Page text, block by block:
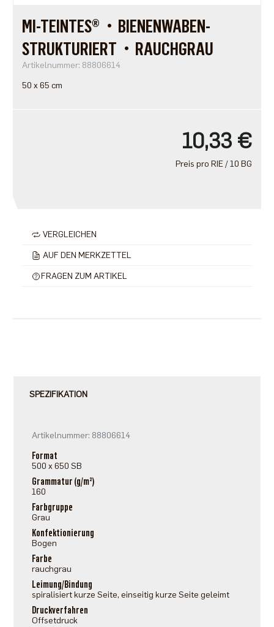
MI-TEINTES®・BIENENWABEN-
STRUKTURIERT・RAUCHGRAU
Artikelnummer: 88806614
50 x 65 cm
10,33 €
Preis pro RIE / 10 BG
VERGLEICHEN
AUF DEN MERKZETTEL
FRAGEN ZUM ARTIKEL
SPEZIFIKATION
Artikelnummer: 88806614
Format
500 x 650 SB
Grammatur (g/m²)
160
Farbgruppe
Grau
Konfektionierung
Bogen
Farbe
rauchgrau
Leimung/Bindung
spiralisiert kurze Seite, einseitig kurze Seite geleimt
Druckverfahren
Offsetdruck